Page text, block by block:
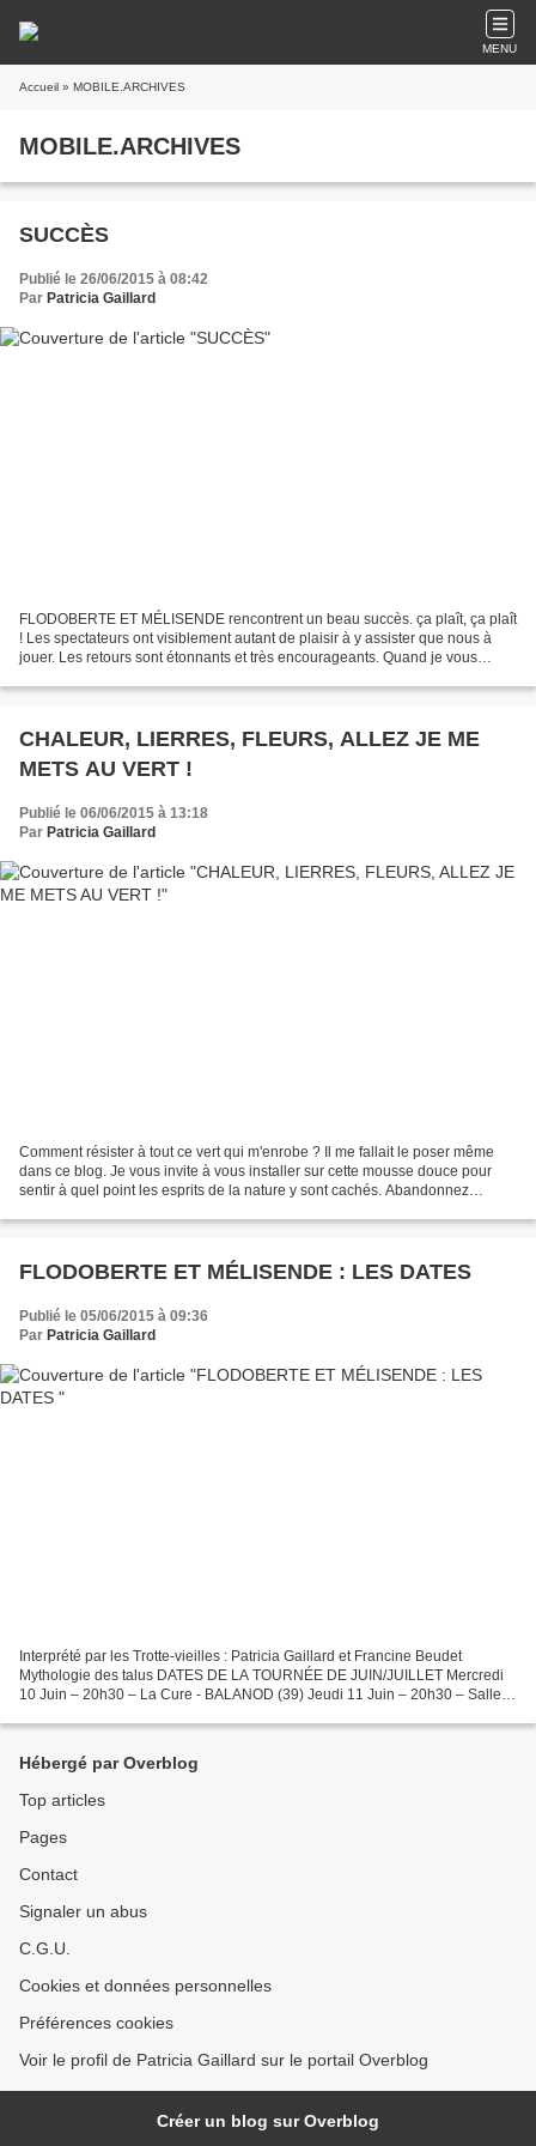
MENU
Accueil » MOBILE.ARCHIVES
MOBILE.ARCHIVES
SUCCÈS
Publié le 26/06/2015 à 08:42
Par Patricia Gaillard
FLODOBERTE ET MÉLISENDE rencontrent un beau succès. ça plaît, ça plaît
! Les spectateurs ont visiblement autant de plaisir à y assister que nous à
jouer. Les retours sont étonnants et très encourageants. Quand je vous
CHALEUR, LIERRES, FLEURS, ALLEZ JE ME
METS AU VERT !
Publié le 06/06/2015 à 13:18
Par Patricia Gaillard
Comment résister à tout ce vert qui m'enrobe ? Il me fallait le poser même
dans ce blog. Je vous invite à vous installer sur cette mousse douce pour
sentir à quel point les esprits de la nature y sont cachés. Abandonnez
FLODOBERTE ET MÉLISENDE : LES DATES
Publié le 05/06/2015 à 09:36
Par Patricia Gaillard
Interprété par les Trotte-vieilles : Patricia Gaillard et Francine Beudet
Mythologie des talus DATES DE LA TOURNÉE DE JUIN/JUILLET Mercredi
10 Juin – 20h30 – La Cure - BALANOD (39) Jeudi 11 Juin – 20h30 – Salle
Hébergé par Overblog
Top articles
Pages
Contact
Signaler un abus
C.G.U.
Cookies et données personnelles
Préférences cookies
Voir le profil de Patricia Gaillard sur le portail Overblog
Créer un blog sur Overblog